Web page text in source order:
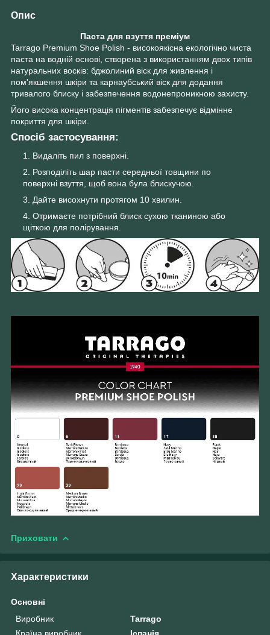
Опис
Паста для взуття преміум
Tarrago Premium Shoe Polish - високоякісна екологічно чиста
паста на водній основі, створена з використанням двох типів
натуральних восків: бджолиний віск для живлення і
пом'якшення шкіри та карнаубський віск для додання
тривалого блиску і забезпечення водонепроникною захисту.
Його висока концентрація пігментів забезпечує відмінне
покриття для шкіри.
Спосіб застосування:
Видаліть пил з поверхні.
Розподіліть шар пасти середньої товщини по
поверхні взуття, щоб вона була блискучою.
Дайте висохнути протягом 10 хвилин.
Отримаєте потрібний блиск сухою тканиною або
щіткою для полірування.
Приховати
Характеристики
Основні
Виробник
Tarrago